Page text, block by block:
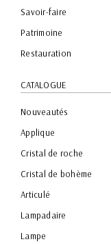
Savoir-faire
Patrimoine
Restauration
CATALOGUE
Nouveautés
Applique
Cristal de roche
Cristal de bohème
Articulé
Lampadaire
Lampe